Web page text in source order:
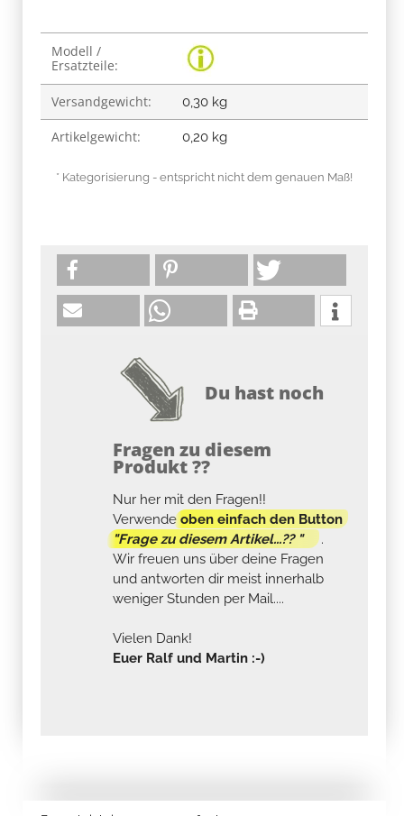
Produkteigenschaft
Wert
Modell /
Ersatzteile:
Versandgewicht: 0,30 kg
Artikelgewicht: 0,20 kg
* Kategorisierung - entspricht nicht dem genauen Maß!
Du hast noch
Fragen zu diesem
Produkt ??
Nur her mit den Fragen!!
Verwendeoben einfach den Button
"Frage zu diesem Artikel...?? "
.
Wir freuen uns über deine Fragen
und antworten dir meist innerhalb
weniger Stunden per Mail....
Vielen Dank!
Euer Ralf und Martin :-)